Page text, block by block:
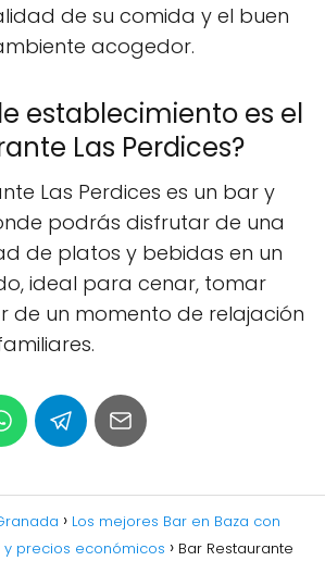
de su comida y el buen
acogedor.
establecimiento es el
Las Perdices?
Las Perdices es un bar y
podrás disfrutar de una
de platos y bebidas en un
ideal para cenar, tomar
de un momento de relajación
Los mejores Bar en Baza con
precios económicos
Bar Restaurante